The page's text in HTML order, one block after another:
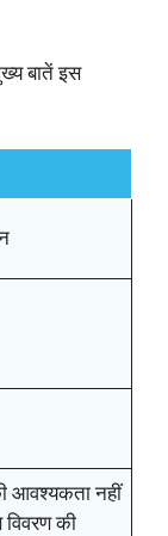
बातें इस
आवश्यकता नहीं
की